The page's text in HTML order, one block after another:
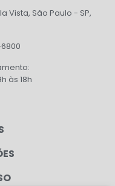
Vista, São Paulo - SP,
6800
às 18h